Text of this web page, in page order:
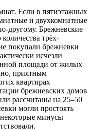
Если в пятиэтажных
и двухкомнатные
другому. Брежневские
трёх-
покупали брежневки
исчезли
площади от жилых
приятным
квартирах
брежневских домов
рассчитаны на 25–50
могли простоять
минусы